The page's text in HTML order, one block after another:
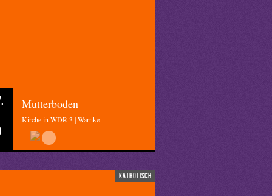
Mutterboden
Kirche in WDR 3 | Warnke
katholisch